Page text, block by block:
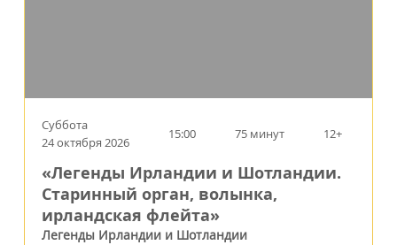
Суббота
24 октября 2026
15:00 75 минут 12+
«Легенды Ирландии и Шотландии.
Старинный орган, волынка,
ирландская флейта»
Легенды Ирландии и Шотландии